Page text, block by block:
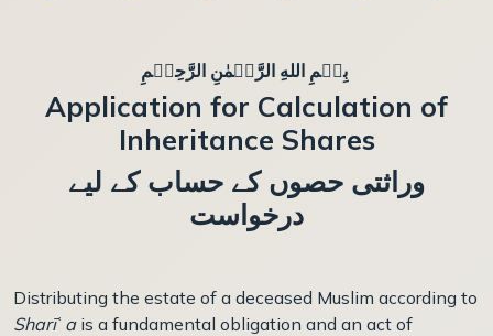
Application for Calculation of
Inheritance Shares
وراثتی حصوں کے حساب کے لیے
درخواست
Distributing the estate of a deceased Muslim according to
Sharīʿ ais a fundamental obligation and an act of